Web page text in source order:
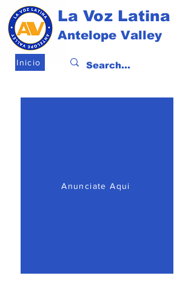
Inicio
La Voz Latina
Antelope Valley
Anunciate Aqui